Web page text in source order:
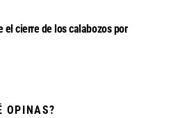
el cierre de los calabozos por
OPINAS?